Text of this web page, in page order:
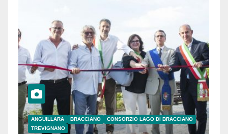
ANGUILLARA BRACCIANO
CONSORZIO LAGO DI BRACCIANO
TREVIGNANO